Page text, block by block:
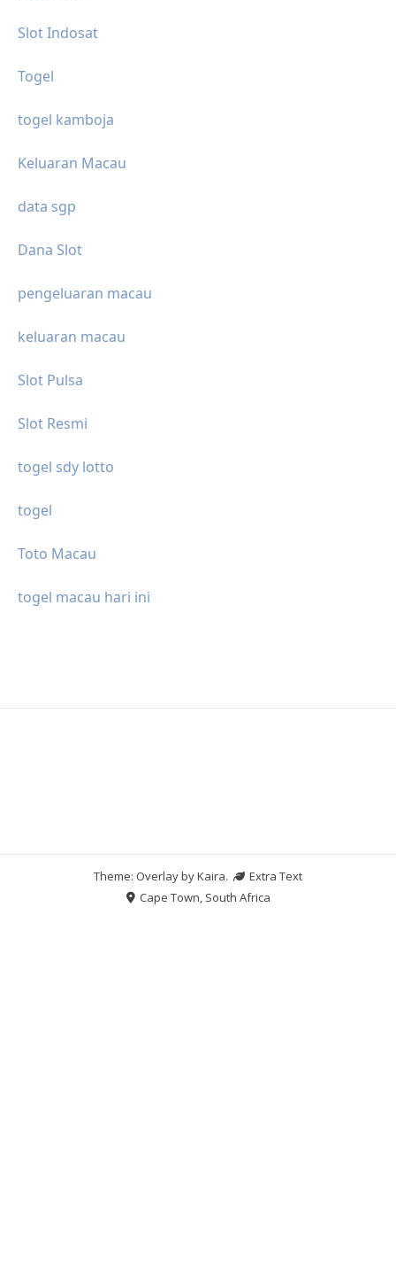
Slot Indosat
Togel
togel kamboja
Keluaran Macau
data sgp
Dana Slot
pengeluaran macau
keluaran macau
Slot Pulsa
Slot Resmi
togel sdy lotto
togel
Toto Macau
togel macau hari ini
Theme: Overlay byKaira.
Extra Text
Cape Town, South Africa